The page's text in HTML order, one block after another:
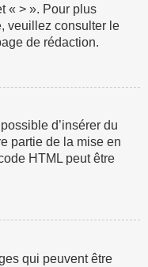
« > ». Pour plus
veuillez consulter le
de rédaction.
d’insérer du
partie de la mise en
HTML peut être
qui peuvent être